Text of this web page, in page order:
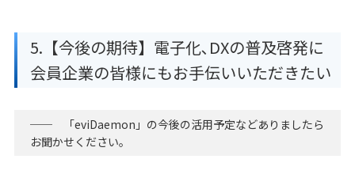
5.【今後の期待】電子化､DXの普及啓発に
会員企業の皆様にもお手伝いいただきたい
── 「eviDaemon」の今後の活用予定などありましたら
お聞かせください｡